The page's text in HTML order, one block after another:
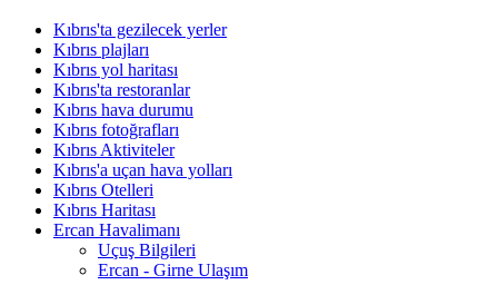
Kıbrıs'ta gezilecek yerler
Kıbrıs plajları
Kıbrıs yol haritası
Kıbrıs'ta restoranlar
Kıbrıs hava durumu
Kıbrıs fotoğrafları
Kıbrıs Aktiviteler
Kıbrıs'a uçan hava yolları
Kıbrıs Otelleri
Kıbrıs Haritası
Ercan Havalimanı
Uçuş Bilgileri
Ercan - Girne Ulaşım